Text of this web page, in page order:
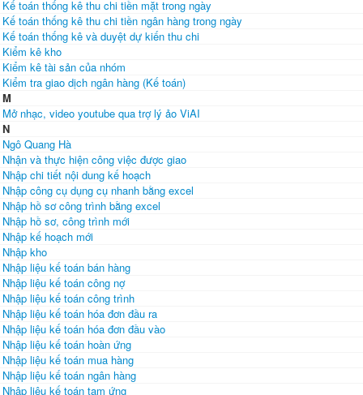
Kế toán thống kê thu chi tiền mặt trong ngày
Kế toán thống kê thu chi tiền ngân hàng trong ngày
Kế toán thống kê và duyệt dự kiến thu chi
Kiểm kê kho
Kiểm kê tài sản của nhóm
Kiểm tra giao dịch ngân hàng (Kế toán)
M
Mở nhạc, video youtube qua trợ lý ảo ViAI
N
Ngô Quang Hà
Nhận và thực hiện công việc được giao
Nhập chi tiết nội dung kế hoạch
Nhập công cụ dụng cụ nhanh bằng excel
Nhập hồ sơ công trình bằng excel
Nhập hồ sơ, công trình mới
Nhập kế hoạch mới
Nhập kho
Nhập liệu kế toán bán hàng
Nhập liệu kế toán công nợ
Nhập liệu kế toán công trình
Nhập liệu kế toán hóa đơn đầu ra
Nhập liệu kế toán hóa đơn đầu vào
Nhập liệu kế toán hoàn ứng
Nhập liệu kế toán mua hàng
Nhập liệu kế toán ngân hàng
Nhập liệu kế toán tạm ứng